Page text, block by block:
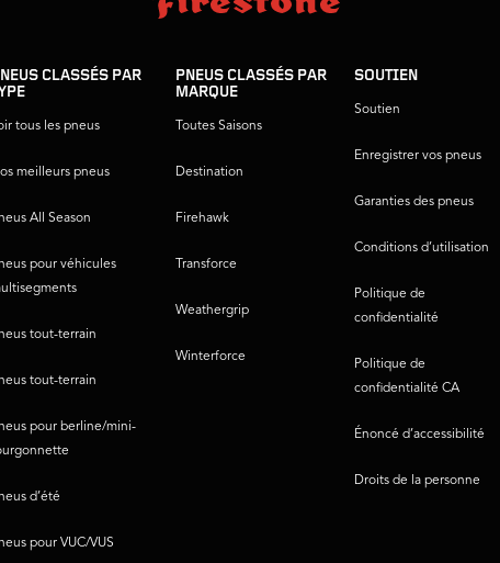
CLASSÉS PAR
tous les pneus
meilleurs pneus
All Season
pour véhicules
tout-terrain
tout-terrain
pour berline/mini-
d’été
pour VUC/VUS
PNEUS CLASSÉS PAR
MARQUE
Toutes Saisons
Destination
Firehawk
Transforce
Weathergrip
Winterforce
SOUTIEN
Soutien
Enregistrer vos pneus
Garanties des pneus
Conditions d’utilisation
Politique de
confidentialité
Politique de
confidentialité CA
Énoncé d’accessibilité
Droits de la personne